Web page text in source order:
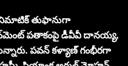
తుఫానుగా
పతాకంపై డీవీవీ దానయ్య,
పవన్ కళ్యాణ్ గంభీరగా